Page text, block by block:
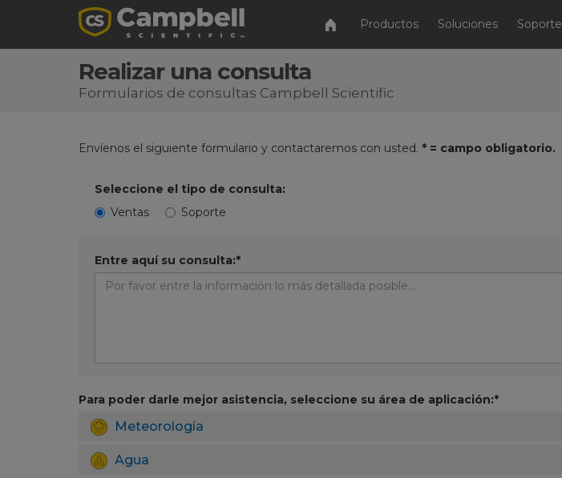
Productos Soluciones Soporte
Realizar una consulta
Formularios de consultas Campbell Scientific
Envíenos el siguiente formulario y contactaremos con usted. * = campo obligatorio.
Seleccione el tipo de consulta:
Ventas
Soporte
Entre aquí su consulta:*
Para poder darle mejor asistencia, seleccione su área de aplicación:*
Meteorología
Agua